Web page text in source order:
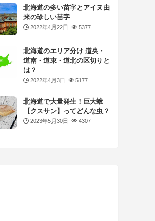
北海道の多い苗字とアイヌ由
来の珍しい苗字
2022年4月22日 5377
北海道のエリア分け 道央・
道南・道東・道北の区切りと
は？
2022年4月3日 5177
北海道で大量発生！巨大蛾
【クスサン】ってどんな虫？
2023年5月30日 4307